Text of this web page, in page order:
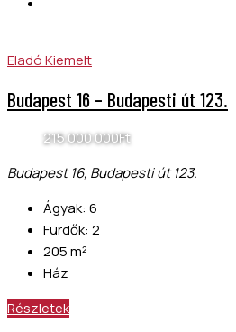
EladóKiemelt
Budapest 16 – Budapesti út 123.
215 000 000Ft
Budapest 16, Budapesti út 123.
Ágyak: 6
Fürdők: 2
205m²
Ház
Részletek